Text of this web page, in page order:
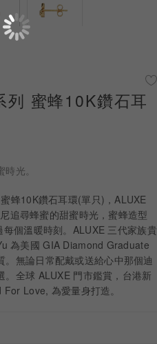
蜜蜂10K鑽石耳
光。
蜂10K鑽石耳環(單只)，ALUXE
追尋蜂蜜的甜蜜時光，蜜蜂造型
個溫暖時刻。ALUXE 三代家族貴
為美國 GIA Diamond Graduate
無論日常配戴或送給心中那個迪
全球 ALUXE 門市鑑賞，台港新
Love, 為愛量身打造。